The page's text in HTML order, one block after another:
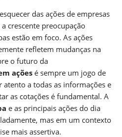
das ações de empresas
crescente preocupação
estão em foco. As ações
refletem mudanças na
o futuro da
ações é sempre um jogo de
atento a todas as informações e
as cotações é fundamental. A
e as principais ações do dia
mas em um contexto
mais assertiva.